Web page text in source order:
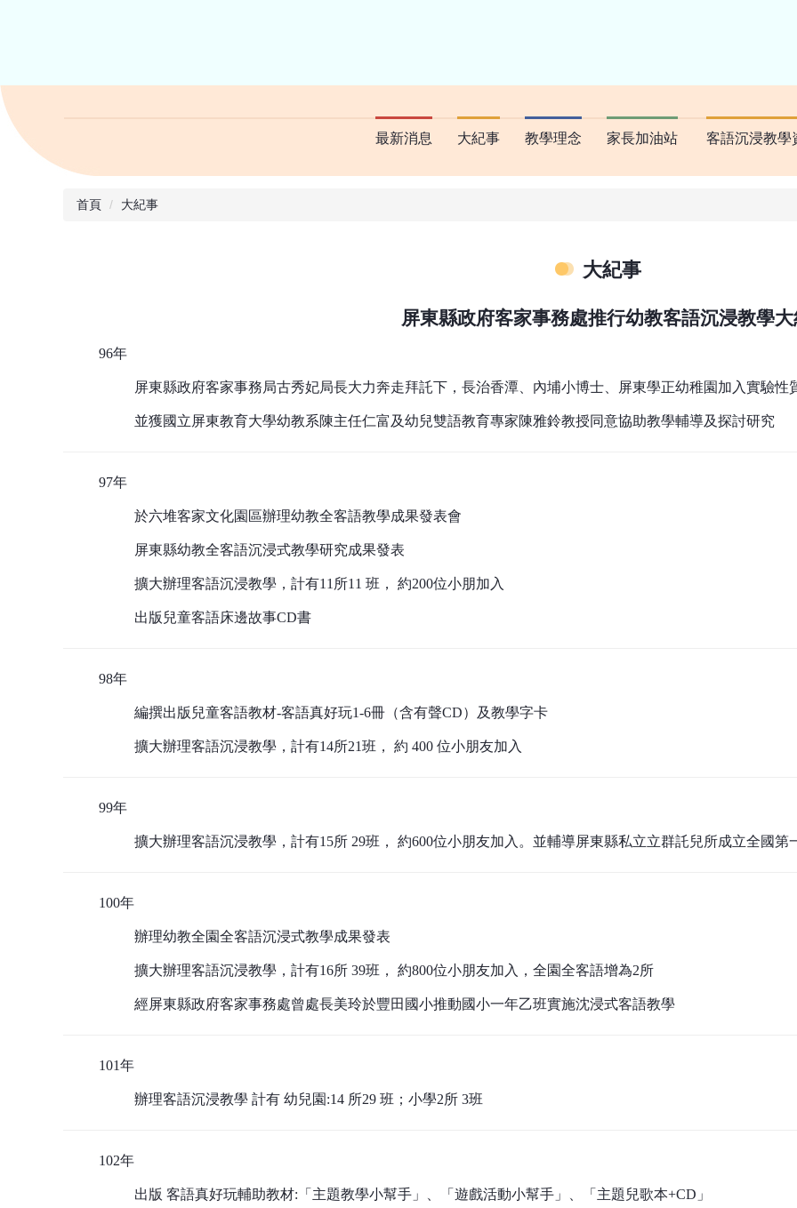
最新消息 大紀事 教學理念 家長加油站 客語沉浸教學
首頁 大紀事
大紀事
屏東縣政府客家事務處推行幼教客語沉浸教學
96年
屏東縣政府客家事務局古秀妃局長大力奔走拜託下，長治香潭、內埔小博士、屏東學正幼稚園加入實驗性
並獲國立屏東教育大學幼教系陳主任仁富及幼兒雙語教育專家陳雅鈴教授同意協助教學輔導及探討研究
97年
於六堆客家文化園區辦理幼教全客語教學成果發表會
屏東縣幼教全客語沉浸式教學研究成果發表
擴大辦理客語沉浸教學，計有11所11 班， 約200位小朋加入
出版兒童客語床邊故事CD書
98年
編撰出版兒童客語教材-客語真好玩1-6冊（含有聲CD）及教學字卡
擴大辦理客語沉浸教學，計有14所21班， 約 400 位小朋友加入
99年
擴大辦理客語沉浸教學，計有15所 29班， 約600位小朋友加入。並輔導屏東縣私立立群託兒所成立全國第
100年
辦理幼教全園全客語沉浸式教學成果發表
擴大辦理客語沉浸教學，計有16所 39班， 約800位小朋友加入，全園全客語增為2所
經屏東縣政府客家事務處曾處長美玲於豐田國小推動國小一年乙班實施沈浸式客語教學
101年
辦理客語沉浸教學 計有 幼兒園:14 所29 班；小學2所 3班
102年
出版 客語真好玩輔助教材:「主題教學小幫手」、「遊戲活動小幫手」、「主題兒歌本+CD」